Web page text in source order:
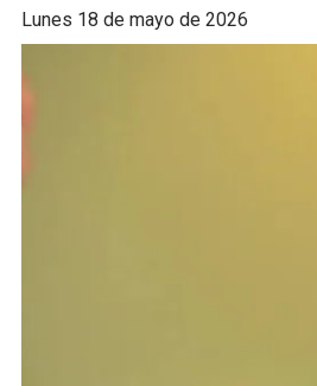
lunes 18 de mayo de 2026